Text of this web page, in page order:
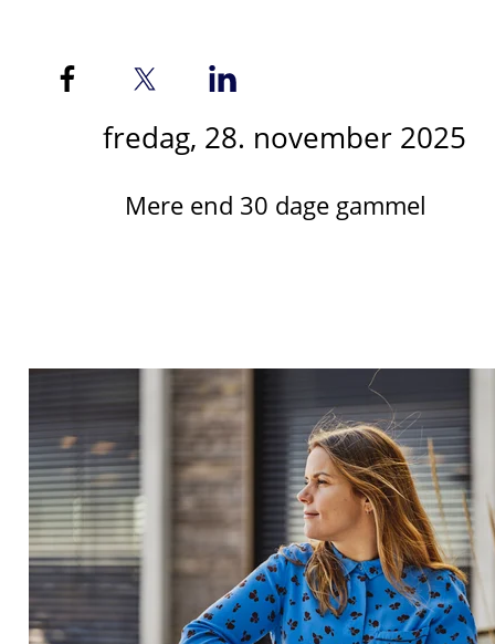
fredag, 28. november 2025
Mere end 30 dage gammel